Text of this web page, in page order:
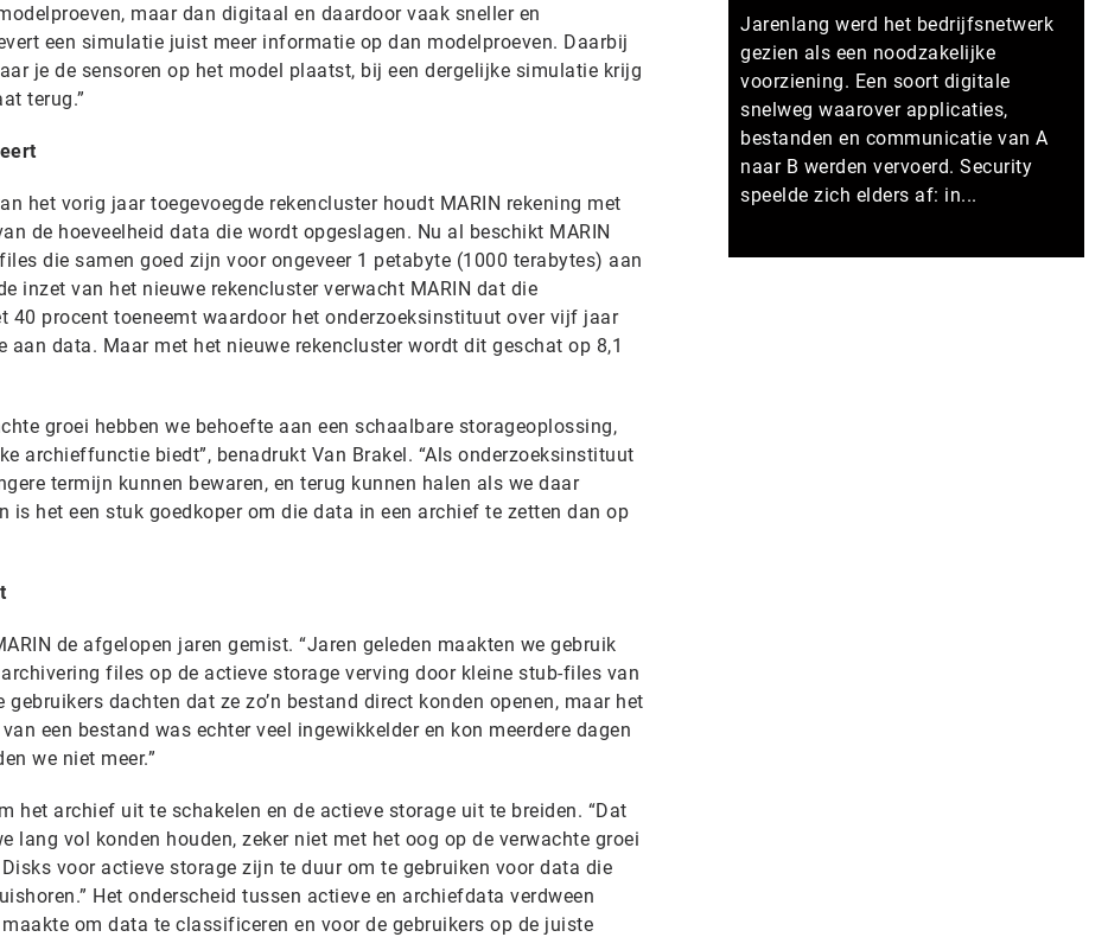
maar dan digitaal en daardoor vaak sneller en
een simulatie juist meer informatie op dan modelproeven. Daarbij
je de sensoren op het model plaatst, bij een dergelijke simulatie krijg
terug.”
het vorig jaar toegevoegde rekencluster houdt MARIN rekening met
de hoeveelheid data die wordt opgeslagen. Nu al beschikt MARIN
die samen goed zijn voor ongeveer 1 petabyte (1000 terabytes) aan
inzet van het nieuwe rekencluster verwacht MARIN dat die
40 procent toeneemt waardoor het onderzoeksinstituut over vijf jaar
aan data. Maar met het nieuwe rekencluster wordt dit geschat op 8,1
groei hebben we behoefte aan een schaalbare storageoplossing,
archieffunctie biedt”, benadrukt Van Brakel. “Als onderzoeksinstituut
termijn kunnen bewaren, en terug kunnen halen als we daar
is het een stuk goedkoper om die data in een archief te zetten dan op
de afgelopen jaren gemist. “Jaren geleden maakten we gebruik
files op de actieve storage verving door kleine stub-files van
dachten dat ze zo’n bestand direct konden openen, maar het
een bestand was echter veel ingewikkelder en kon meerdere dagen
we niet meer.”
het archief uit te schakelen en de actieve storage uit te breiden. “Dat
lang vol konden houden, zeker niet met het oog op de verwachte groei
voor actieve storage zijn te duur om te gebruiken voor data die
Het onderscheid tussen actieve en archiefdata verdween
om data te classificeren en voor de gebruikers op de juiste
Jarenlang werd het bedrijfsnetwerk
gezien als een noodzakelijke
voorziening. Een soort digitale
snelweg waarover applicaties,
bestanden en communicatie van A
naar B werden vervoerd. Security
speelde zich elders af: in...